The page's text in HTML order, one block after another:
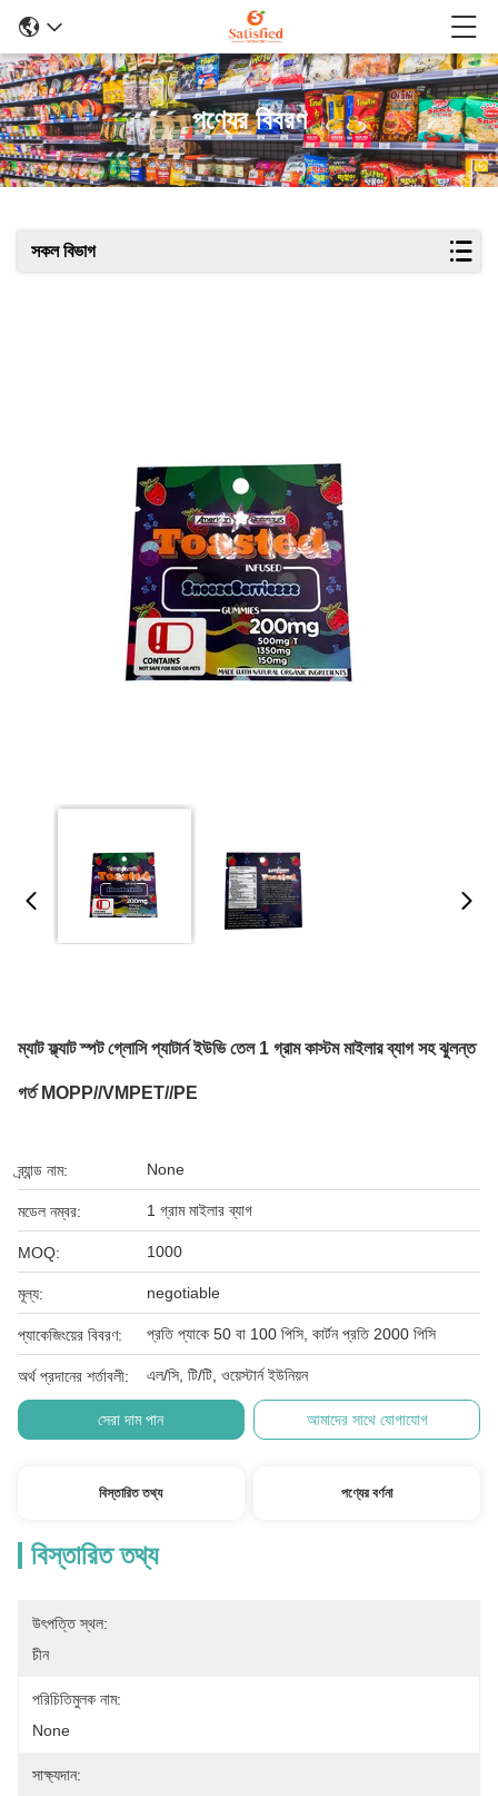
পণ্যের বিবরণ
সকল বিভাগ
ম্যাট ফ্ল্যাট স্পট গ্লোসি প্যাটার্ন ইউভি তেল 1 গ্রাম কাস্টম মাইলার ব্যাগ সহ ঝুলন্ত
গর্ত MOPP//VMPET//PE
ব্র্যান্ড নাম: None
মডেল নম্বর: 1 গ্রাম মাইলার ব্যাগ
MOQ: 1000
মূল্য: negotiable
প্যাকেজিংয়ের বিবরণ: প্রতি প্যাকে 50 বা 100 পিসি, কার্টন প্রতি 2000 পিসি
অর্থ প্রদানের শর্তাবলী: এল/সি, টি/টি, ওয়েস্টার্ন ইউনিয়ন
সেরা দাম পান আমাদের সাথে যোগাযোগ
বিস্তারিত তথ্য পণ্যের বর্ণনা
বিস্তারিত তথ্য
উৎপত্তি স্থল:
চীন
পরিচিতিমুলক নাম:
None
সাক্ষ্যদান: